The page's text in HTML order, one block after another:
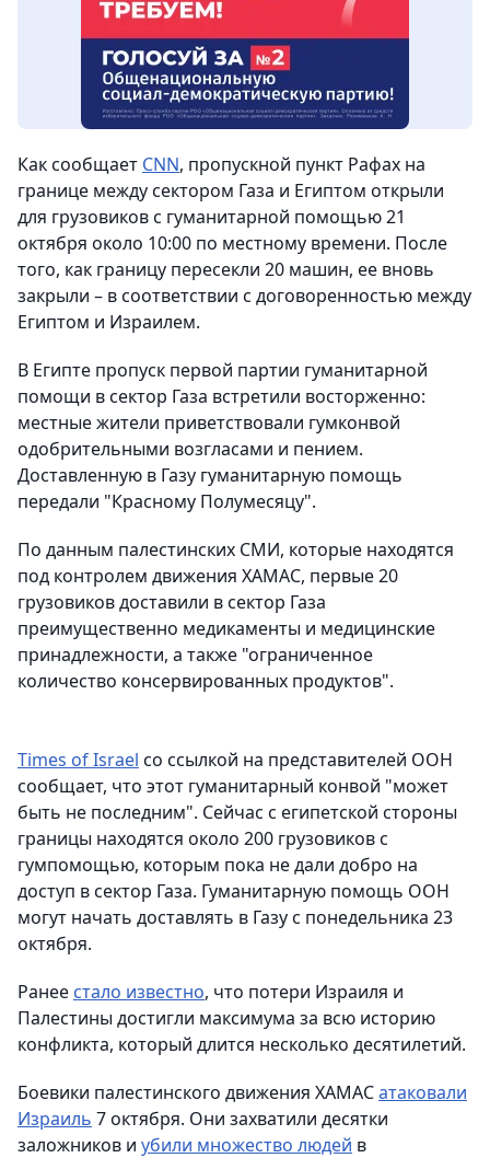
Как сообщает CNN, пропускной пункт Рафах на
границе между сектором Газа и Египтом открыли
для грузовиков с гуманитарной помощью 21
октября около 10:00 по местному времени. После
того, как границу пересекли 20 машин, ее вновь
закрыли – в соответствии с договоренностью между
Египтом и Израилем.
В Египте пропуск первой партии гуманитарной
помощи в сектор Газа встретили восторженно:
местные жители приветствовали гумконвой
одобрительными возгласами и пением.
Доставленную в Газу гуманитарную помощь
передали "Красному Полумесяцу".
По данным палестинских СМИ, которые находятся
под контролем движения ХАМАС, первые 20
грузовиков доставили в сектор Газа
преимущественно медикаменты и медицинские
принадлежности, а также "ограниченное
количество консервированных продуктов".
Times of Israel со ссылкой на представителей ООН
сообщает, что этот гуманитарный конвой "может
быть не последним". Сейчас с египетской стороны
границы находятся около 200 грузовиков с
гумпомощью, которым пока не дали добро на
доступ в сектор Газа. Гуманитарную помощь ООН
могут начать доставлять в Газу с понедельника 23
октября.
Ранее стало известно, что потери Израиля и
Палестины достигли максимума за всю историю
конфликта, который длится несколько десятилетий.
Боевики палестинского движения ХАМАСатаковали
Израиль 7 октября. Они захватили десятки
заложников и убили множество людей в